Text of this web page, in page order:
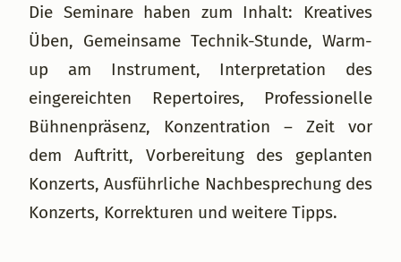
Die Seminare haben zum Inhalt: Kreatives
Üben, Gemeinsame Technik-Stunde, Warm-
up am Instrument, Interpretation des
eingereichten Repertoires, Professionelle
Bühnenpräsenz, Konzentration – Zeit vor
dem Auftritt, Vorbereitung des geplanten
Konzerts, Ausführliche Nachbesprechung des
Konzerts, Korrekturen und weitere Tipps.